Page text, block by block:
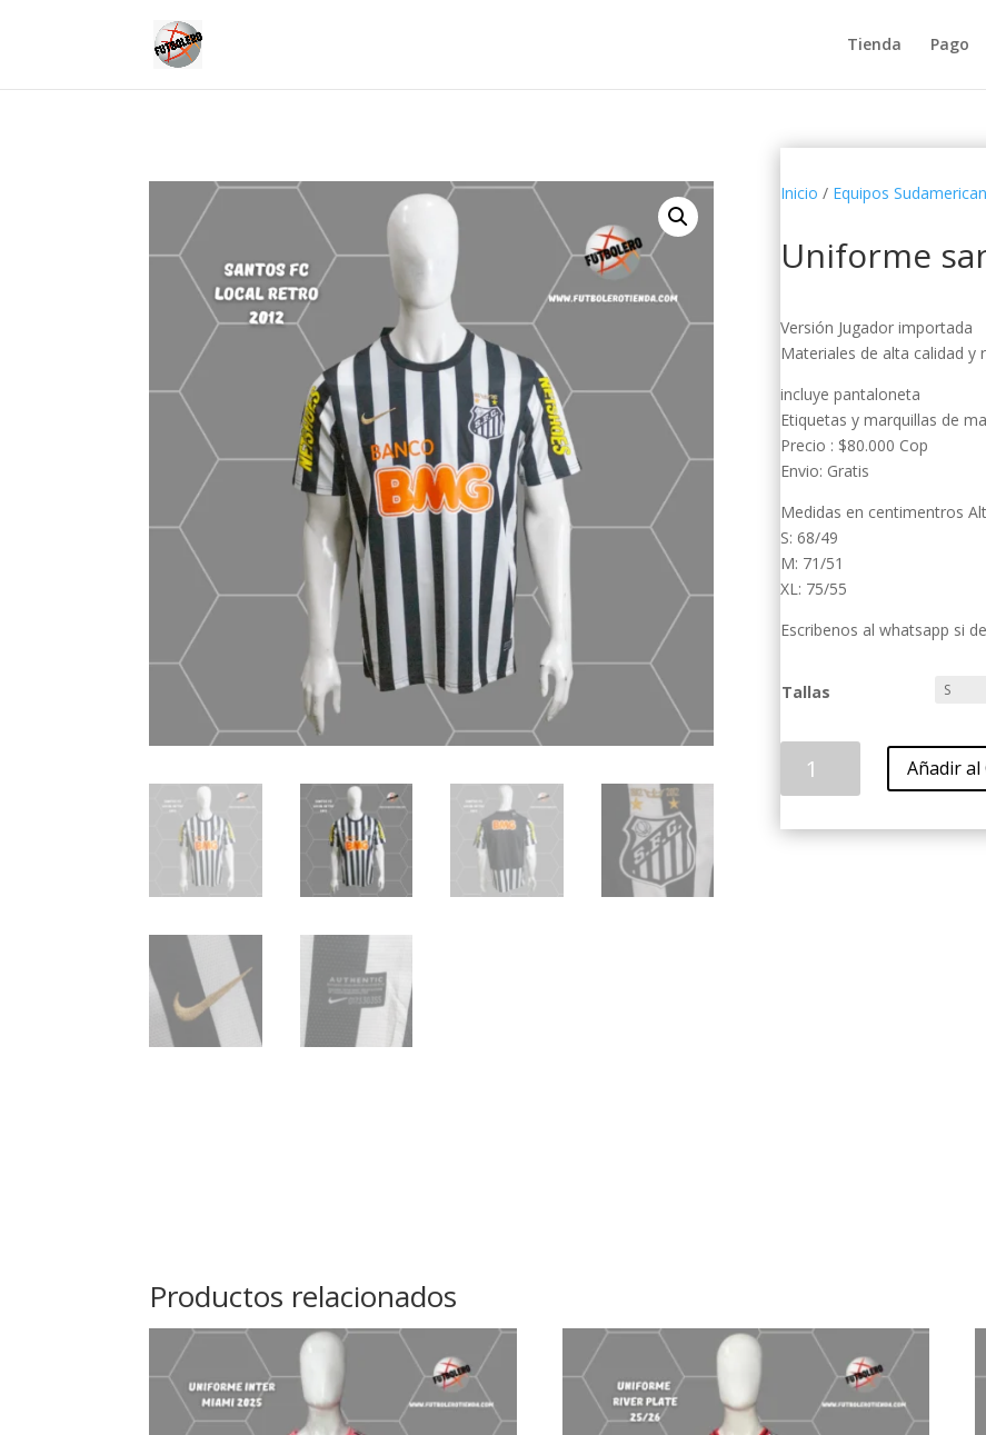
Tienda Pago
Inicio / Equipos
Uniforme
Versión Jugador importada
Materiales de alta calidad y
incluye pantaloneta
Etiquetas y marquillas de
Precio : $80.000 Cop
Envio: Gratis
Medidas en centimentros
S: 68/49
M: 71/51
XL: 75/55
Escribenos al whatsapp si
Tallas
santos
retro
Añadir
Productos relacionados